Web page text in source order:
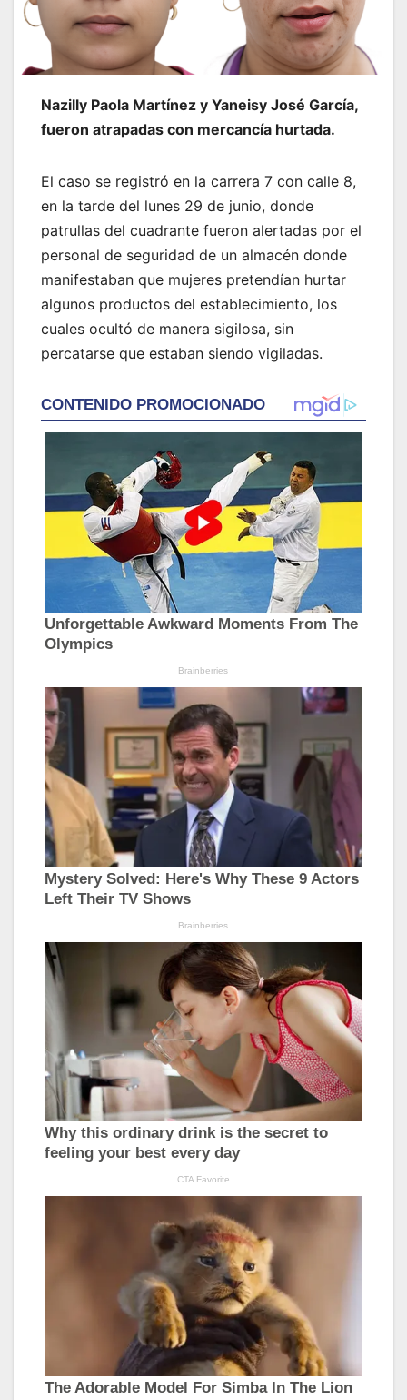
Nazilly Paola Martínez y Yaneisy José García,
fueron atrapadas con mercancía hurtada.
El caso se registró en la carrera 7 con calle 8,
en la tarde del lunes 29 de junio, donde
patrullas del cuadrante fueron alertadas por el
personal de seguridad de un almacén donde
manifestaban que mujeres pretendían hurtar
algunos productos del establecimiento, los
cuales ocultó de manera sigilosa, sin
percatarse que estaban siendo vigiladas.